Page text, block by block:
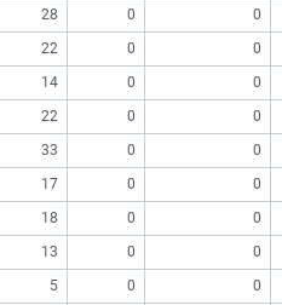
28 0 0
22 0
0
14 0
0
22 0 0
33 0
0
17 0
0
18 0 0
13 0
0
5 0
0